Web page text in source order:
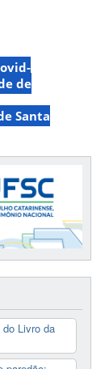
de
Santa
do Livro da